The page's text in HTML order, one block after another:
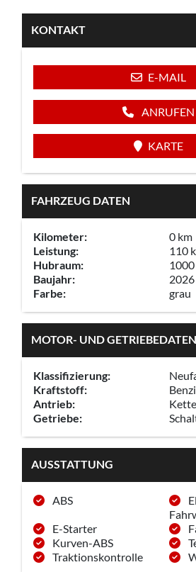
KONTAKT
E-MAIL
ANRUFEN
KARTE
FAHRZEUG DATEN
Kilometer:
0 km
Leistung:
110
Hubraum:
1000
Baujahr:
2026
Farbe:
grau
MOTOR- UND GETRIEBEDATEN
Klassifizierung:
Kraftstoff:
Antrieb:
Kette
Getriebe:
AUSSTATTUNG
ABS
E-Starter
Kurven-ABS
Traktionskontrolle